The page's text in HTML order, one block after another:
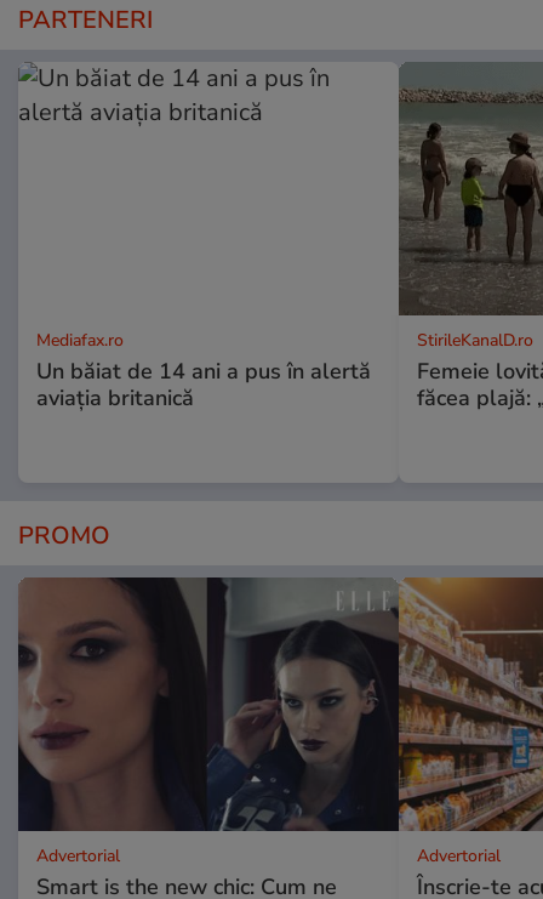
PARTENERI
Mediafax.ro
Un băiat de 14 ani a pus în alertă
aviația britanică
StirileKanalD.ro
Femeie
făcea plajă:
PROMO
Advertorial
Smart is the new chic: Cum ne
Advertorial
Înscrie-te